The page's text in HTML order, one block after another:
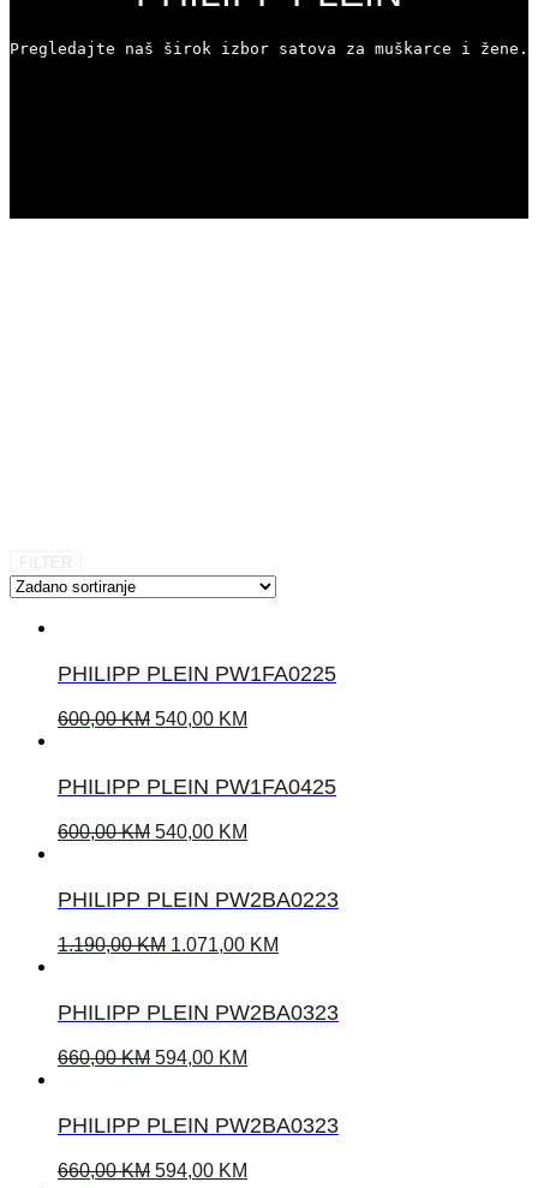
Pregledajte naš širok izbor satova za muškarce i
PHILIPP PLEIN PW1FA0225
600,00KM 540,00 KM
PHILIPP PLEIN PW1FA0425
600,00KM 540,00 KM
PHILIPP PLEIN PW2BA0223
1.190,00KM 1.071,00 KM
PHILIPP PLEIN PW2BA0323
660,00KM 594,00 KM
PHILIPP PLEIN PW2BA0323
660,00KM 594,00 KM